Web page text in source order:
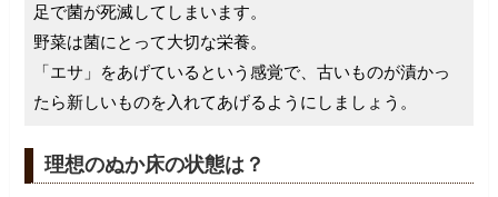
足で菌が死滅してしまいます。
野菜は菌にとって大切な栄養。
「エサ」をあげているという感覚で、古いものが漬かっ
たら新しいものを入れてあげるようにしましょう。
理想のぬか床の状態は？